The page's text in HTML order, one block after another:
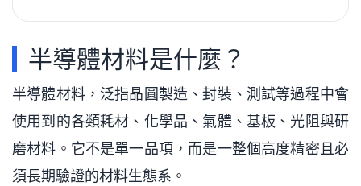
半導體材料是什麼？
半導體材料，泛指晶圓製造、封裝、測試等過程中會
使用到的各類耗材、化學品、氣體、基板、光阻與研
磨材料。它不是單一品項，而是一整個高度精密且必
須長期驗證的材料生態系。